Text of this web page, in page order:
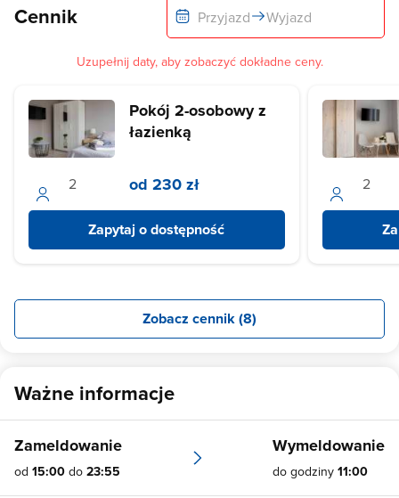
Cennik Przyjazd Wyjazd
Uzupełnij daty, aby zobaczyć dokładne ceny.
Pokój 2-osobowy z
łazienką
od 230 zł
Zapytaj o dostępność
Zobacz cennik (8)
Ważne informacje
Zameldowanie
od 15:00 do 23:55
Wymeldowanie
do godziny 11:00